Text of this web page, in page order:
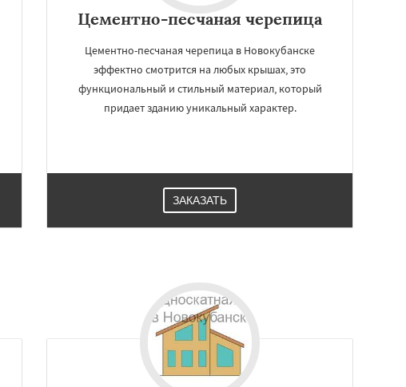
Цементно-песчаная черепица
Цементно-песчаная черепица в Новокубанске
эффектно смотрится на любых крышах, это
функциональный и стильный материал, который
придает зданию уникальный характер.
ЗАКАЗАТЬ